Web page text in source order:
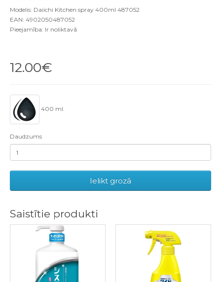
Modelis: Daiichi Kitchen spray 400ml 487052
EAN: 4902050487052
Pieejamība: Ir noliktavā
12.00€
400 ml.
Daudzums
Ielikt grozā
Saistītie produkti